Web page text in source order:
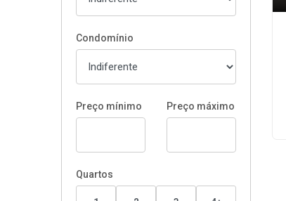
Condomínio
Preço mínimo Preço máximo
Quartos